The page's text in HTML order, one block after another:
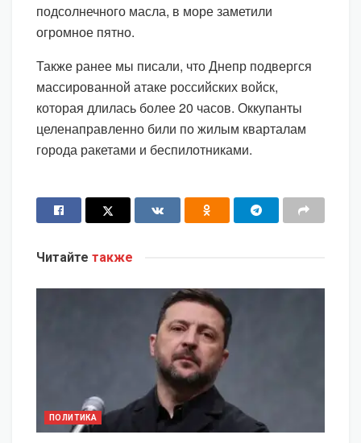
подсолнечного масла, в море заметили
огромное пятно.
Также ранее мы писали, что Днепр подвергся
массированной атаке российских войск,
которая длилась более 20 часов. Оккупанты
целенаправленно били по жилым кварталам
города ракетами и беспилотниками.
Читайте также
ПОЛИТИКА